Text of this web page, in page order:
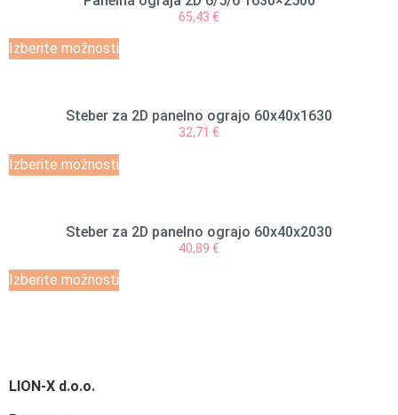
65,43 €
Izberite možnosti
Steber za 2D panelno ograjo 60x40x1630
32,71 €
Izberite možnosti
Steber za 2D panelno ograjo 60x40x2030
40,89 €
Izberite možnosti
LION-X d.o.o.